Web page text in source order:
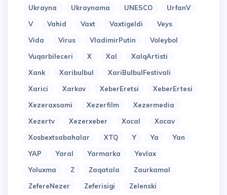
Ukrayna
Ukraynama UNESCO
UrfanV
V
Vahid Vaxt Vaxtigeldi
Veys
Vida
Virus VladimirPutin
Voleybol
Vuqarbileceri
X Xal
XalqArtisti
Xank
Xaribulbul
XariBulbulFestivali
Xarici
Xarkov XeberEretsi
XeberErtesi
Xezeraxsami
Xezerfilm
Xezermedia
Xezertv
Xezerxeber Xocal
Xocav
Xosbextsabahalar
XTQ Y Ya
Yan
YAP
Yaral Yarmarka
Yevlax
Yoluxma
Z Zaqatala
Zaurkamal
ZefereNezer
Zeferisigi Zelenski